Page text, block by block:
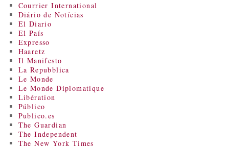
Courrier International
Diário de Notícias
El Diario
El País
Expresso
Haaretz
Il Manifesto
La Repubblica
Le Monde
Le Monde Diplomatique
Libération
Público
Publico.es
The Guardian
The Independent
The New York Times